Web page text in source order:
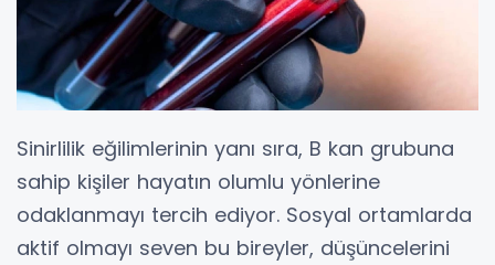
Sinirlilik eğilimlerinin yanı sıra, B kan grubuna
sahip kişiler hayatın olumlu yönlerine
odaklanmayı tercih ediyor. Sosyal ortamlarda
aktif olmayı seven bu bireyler, düşüncelerini